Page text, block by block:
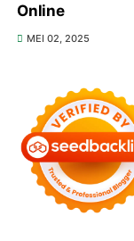
Online
MEI 02, 2025